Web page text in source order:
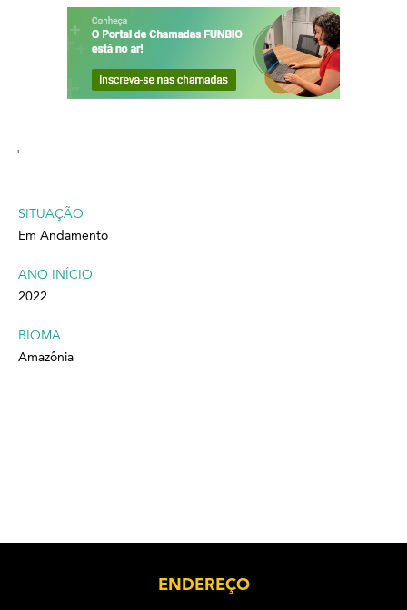
'
SITUAÇÃO
Em Andamento
ANO INÍCIO
2022
BIOMA
Amazônia
ENDEREÇO